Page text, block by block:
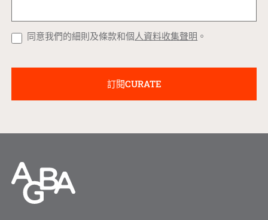
同意我們的細則及條款和個人資料收集聲明 。